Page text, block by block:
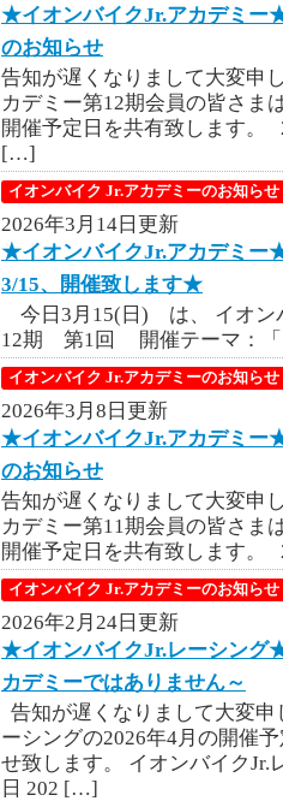
★イオンバイクJr.アカデミー
のお知らせ
告知が遅くなりまして大変申
カデミー第12期会員の皆さま
開催予定日を共有致します
[…]
イオンバイク Jr.アカデミーのお知らせ
2026年3月14日更新
★イオンバイクJr.アカデミ
3/15、開催致します★
今日3月15(日) は、 イオン
12期 第1回 開催テーマ：
イオンバイク Jr.アカデミーのお知らせ
2026年3月8日更新
★イオンバイクJr.アカデミー
のお知らせ
告知が遅くなりまして大変申
カデミー第11期会員の皆さま
開催予定日を共有致します
イオンバイク Jr.アカデミーのお知らせ
2026年2月24日更新
★イオンバイクJr.レーシン
カデミーではありません～
告知が遅くなりまして大変
ーシングの2026年4月の開催
せ致します。 イオンバイクJr.
日 202 […]